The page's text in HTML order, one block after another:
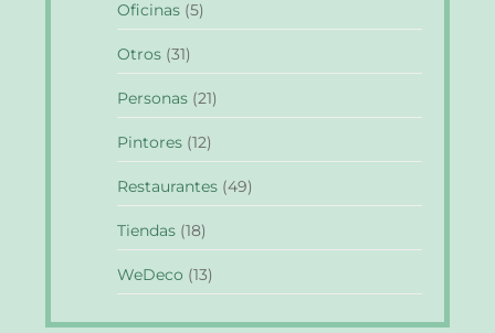
Oficinas (5)
Otros (31)
Personas (21)
Pintores (12)
Restaurantes (49)
Tiendas (18)
WeDeco (13)